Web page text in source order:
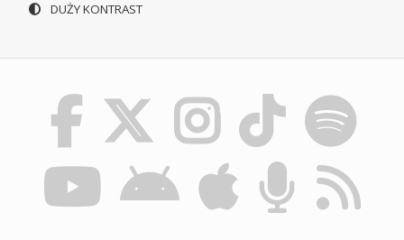
DUŻY KONTRAST